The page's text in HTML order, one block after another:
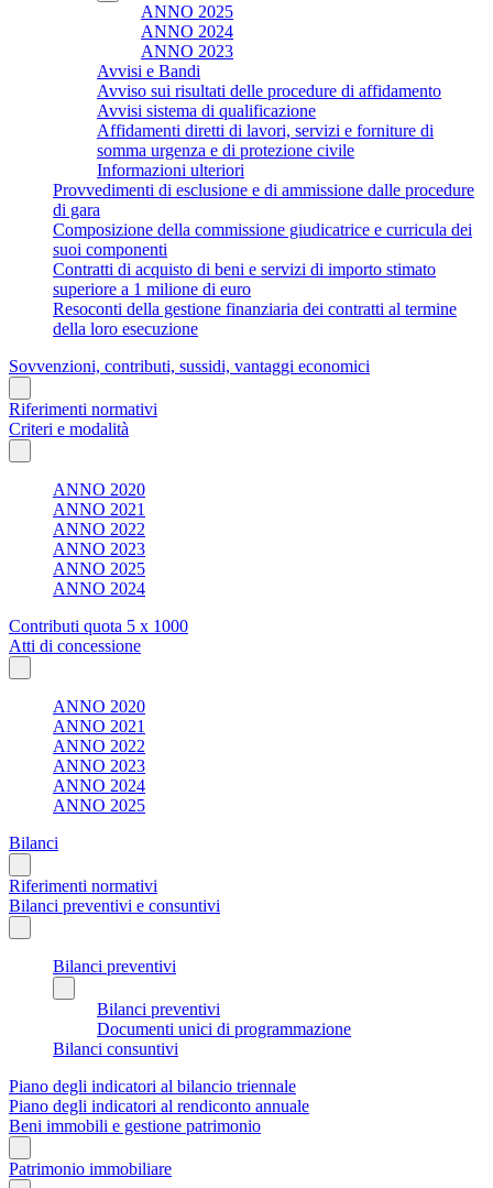
ANNO 2025
ANNO 2024
ANNO 2023
Avvisi e Bandi
Avviso sui risultati delle procedure di affidamento
Avvisi sistema di qualificazione
Affidamenti diretti di lavori, servizi e forniture di
somma urgenza e di protezione civile
Informazioni ulteriori
Provvedimenti di esclusione e di ammissione dalle procedure
di gara
Composizione della commissione giudicatrice e curricula dei
suoi componenti
Contratti di acquisto di beni e servizi di importo stimato
superiore a 1 milione di euro
Resoconti della gestione finanziaria dei contratti al termine
della loro esecuzione
Sovvenzioni, contributi, sussidi, vantaggi economici
Riferimenti normativi
Criteri e modalità
ANNO 2020
ANNO 2021
ANNO 2022
ANNO 2023
ANNO 2025
ANNO 2024
Contributi quota 5 x 1000
Atti di concessione
ANNO 2020
ANNO 2021
ANNO 2022
ANNO 2023
ANNO 2024
ANNO 2025
Bilanci
Riferimenti normativi
Bilanci preventivi e consuntivi
Bilanci preventivi
Bilanci preventivi
Documenti unici di programmazione
Bilanci consuntivi
Piano degli indicatori al bilancio triennale
Piano degli indicatori al rendiconto annuale
Beni immobili e gestione patrimonio
Patrimonio immobiliare